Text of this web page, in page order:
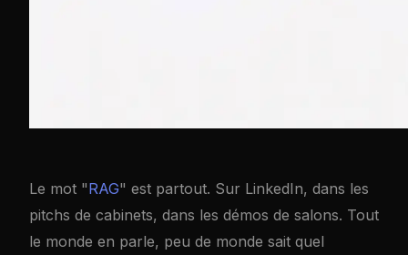
Le mot "RAG" est partout. Sur LinkedIn, dans les
pitchs de cabinets, dans les démos de salons. Tout
le monde en parle, peu de monde sait quel